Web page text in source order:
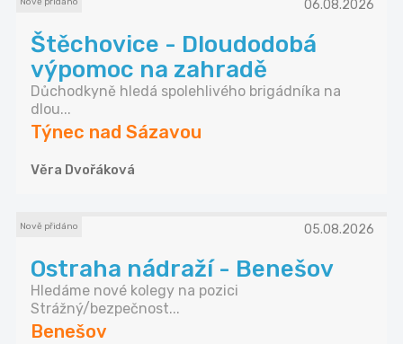
Nově přidáno 06.08.2026
Štěchovice - Dloudodobá
výpomoc na zahradě
Důchodkyně hledá spolehlivého brigádníka na
dlou...
Týnec nad Sázavou
Věra Dvořáková
Nově přidáno 05.08.2026
Ostraha nádraží - Benešov
Hledáme nové kolegy na pozici
Strážný/bezpečnost...
Benešov